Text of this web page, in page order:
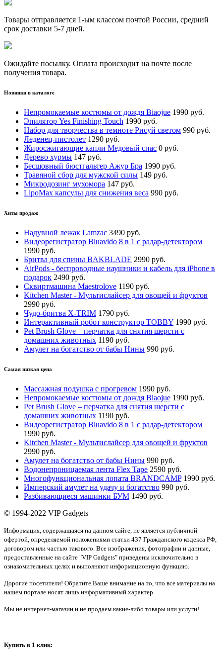
Товары отправляется 1-ым классом почтой России, средний
срок доставки 5-7 дней.
Ожидайте посылку. Оплата происходит на почте после
получения товара.
Новинки в каталоге
Непромокаемые костюмы от дождя Biaojue 1990 руб.
Эпилятор Yes Finishing Touch 1990 руб.
Набор для творчества в темноте Рисуй светом 990 руб.
Леденец-пистолет 1290 руб.
Жиросжигающие капли Медовый спас 0 руб.
Дерево хурмы 147 руб.
Бесшовный бюстгальтер Ажур Бра 1990 руб.
Травяной сбор для мужской силы 149 руб.
Микродозинг мухомора 147 руб.
LipoМax капсулы для снижения веса 990 руб.
Хиты продаж
Надувной лежак Lamzac 3490 руб.
Видеорегистратор Bluavido 8 в 1 с радар-детектором
1990 руб.
Бритва для спины BAKBLADE 2990 руб.
AirPods - беспроводные наушники и кабель для iPhone в
подарок 2490 руб.
Сквиртмашина Maestrolove 1190 руб.
Kitchen Master - Мультислайсер для овощей и фруктов
2990 руб.
Чудо-бритва X-TRIM 1790 руб.
Интерактивный робот конструктор TOBBY 1990 руб.
Pet Brush Glove – перчатка для снятия шерсти с
домашних животных 1190 руб.
Амулет на богатство от бабы Нины 990 руб.
Самая низкая цена
Массажная подушка с прогревом 1990 руб.
Непромокаемые костюмы от дождя Biaojue 1990 руб.
Pet Brush Glove – перчатка для снятия шерсти с
домашних животных 1190 руб.
Видеорегистратор Bluavido 8 в 1 с радар-детектором
1990 руб.
Kitchen Master - Мультислайсер для овощей и фруктов
2990 руб.
Амулет на богатство от бабы Нины 990 руб.
Водонепроницаемая лента Flex Tape 2590 руб.
Многофункциональная лопата BRANDCAMP 1990 руб.
Имперский амулет на удачу и богатство 990 руб.
Разбивающиеся машинки БУМ 1490 руб.
© 1994-2022 VIP Gadgets
Информация, содержащаяся на данном сайте, не является публичной
офертой, определяемой положениями статьи 437 Гражданского кодекса РФ,
договором или частью такового. Все изображения, фотографии и данные,
предоставленные на сайте "VIP Gadgets" приведены исключительно в
ознакомительных целях и выполняют информационную функцию.
Дорогие посетители! Обратите Ваше внимание на то, что все материалы на
нашем портале носят лишь информативный характер.
Мы не интернет-магазин и не продаем какие-либо товары или услуги!
Купить в 1 клик: